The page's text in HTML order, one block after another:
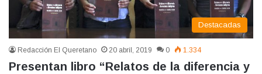
Destacadas
Redacción El Queretano 20 abril, 2019 0 1.334
Presentan libro “Relatos de la diferencia y